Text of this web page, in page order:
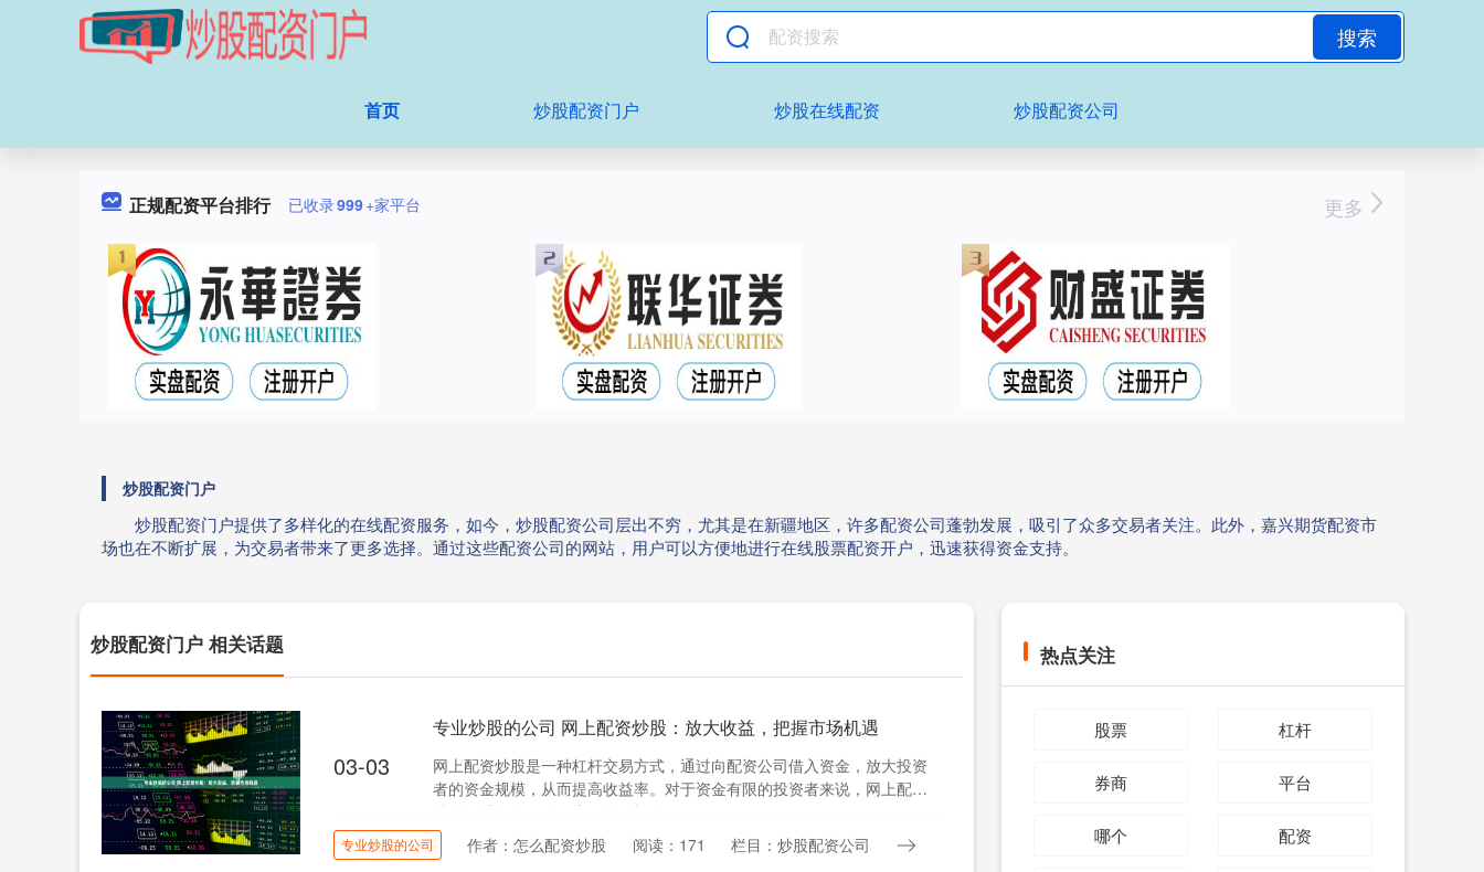
搜索
首页 炒股配资门户 炒股在线配资 炒股配资公司
正规配资平台排行 已收录999+家平台 更多
炒股配资门户
炒股配资门户提供了多样化的在线配资服务，如今，炒股配资公司层出不穷，尤其是在新疆地区，许多配资公司蓬勃发展，吸引了众多交易者关注。此外，嘉兴期货配资市
场也在不断扩展，为交易者带来了更多选择。通过这些配资公司的网站，用户可以方便地进行在线股票配资开户，迅速获得资金支持。
炒股配资门户 相关话题
03-03
专业炒股的公司 网上配资炒股：放大收益，把握市场机遇
网上配资炒股是一种杠杆交易方式，通过向配资公司借入资金，放大投资
者的资金规模，从而提高收益率。对于资金有限的投资者来说，网上配资
炒股可以提供一个放大收益的机会。....
专业炒股的公司 作者：怎么配资炒股 阅读：171 栏目：炒股配资公司
热点关注
股票 杠杆
券商 平台
哪个 配资